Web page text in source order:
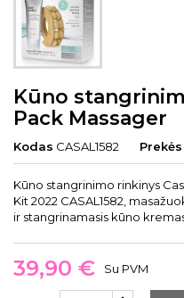
Kūno
Pack Massager
Kodas CASAL1582
Kūno stangrinimo rinkinys
Kit 2022 CASAL1582,
ir stangrinamasis kūno
39,90 € Su PVM